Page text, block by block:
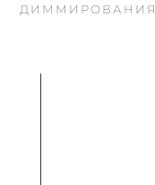
ДИММИРОВАНИЯ